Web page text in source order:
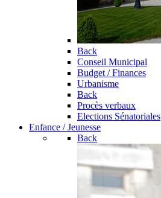
Back
Conseil Municipal
Budget / Finances
Urbanisme
Back
Procès verbaux
Elections Sénatoriales
Enfance / Jeunesse
Back